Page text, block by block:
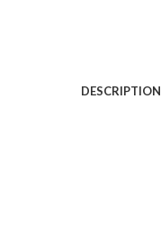
DESCRIPTION